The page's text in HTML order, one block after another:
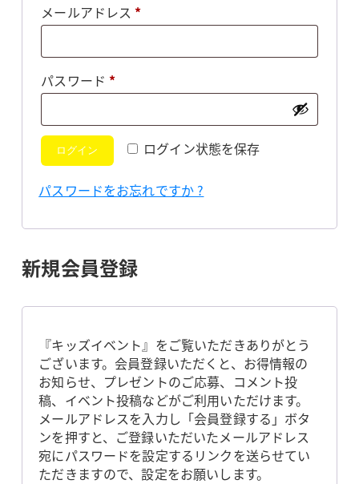
メールアドレス *必
パスワード *必
ログイン状態を保存
ログイン
パスワードをお忘れですか ?
新規会員登録
『キッズイベント』をご覧いただきありがとう
ございます。会員登録いただくと、お得情報の
お知らせ、プレゼントのご応募、コメント投
稿、イベント投稿などがご利用いただけます。
メールアドレスを入力し「会員登録する」ボタ
ンを押すと、ご登録いただいたメールアドレス
宛にパスワードを設定するリンクを送らせてい
ただきますので、設定をお願いします。